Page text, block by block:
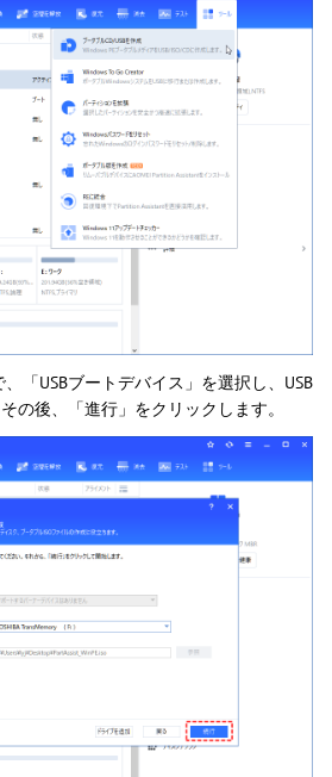
「USBブートデバイス」を選択し、USB
の後、「進行」をクリックします。